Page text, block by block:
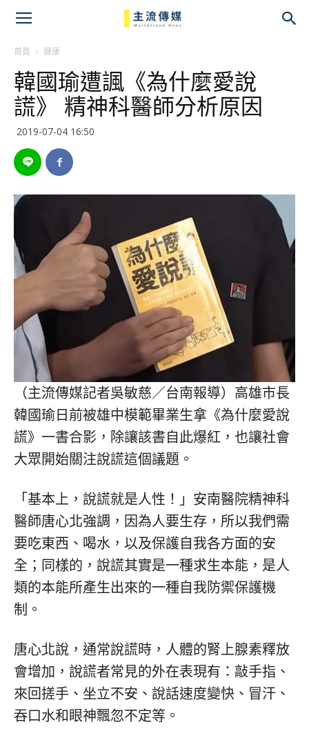
首頁 健康
韓國瑜遭諷《為什麼愛說
謊》 精神科醫師分析原因
2019-07-04 16:50
（主流傳媒記者吳敏慈／台南報導）高雄市長
韓國瑜日前被雄中模範畢業生拿《為什麼愛說
謊》一書合影，除讓該書自此爆紅，也讓社會
大眾開始關注說謊這個議題。
「基本上，說謊就是人性！」安南醫院精神科
醫師唐心北強調，因為人要生存，所以我們需
要吃東西、喝水，以及保護自我各方面的安
全；同樣的，說謊其實是一種求生本能，是人
類的本能所產生出來的一種自我防禦保護機
制。
唐心北說，通常說謊時，人體的腎上腺素釋放
會增加，說謊者常見的外在表現有：敲手指、
來回搓手、坐立不安、說話速度變快、冒汗、
吞口水和眼神飄忽不定等。